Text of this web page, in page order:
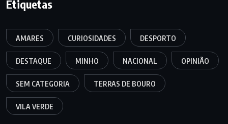
Etiquetas
AMARES CURIOSIDADES DESPORTO
DESTAQUE MINHO NACIONAL OPINIÃO
SEM CATEGORIA TERRAS DE BOURO
VILA VERDE